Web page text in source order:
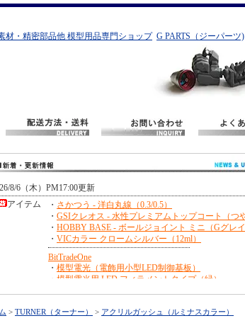
材・精密部品他 模型用品専門ショップ G PARTS（ジーパーツ)
> TURNER（ターナー） > アクリルガッシュ（ルミナスカラー）